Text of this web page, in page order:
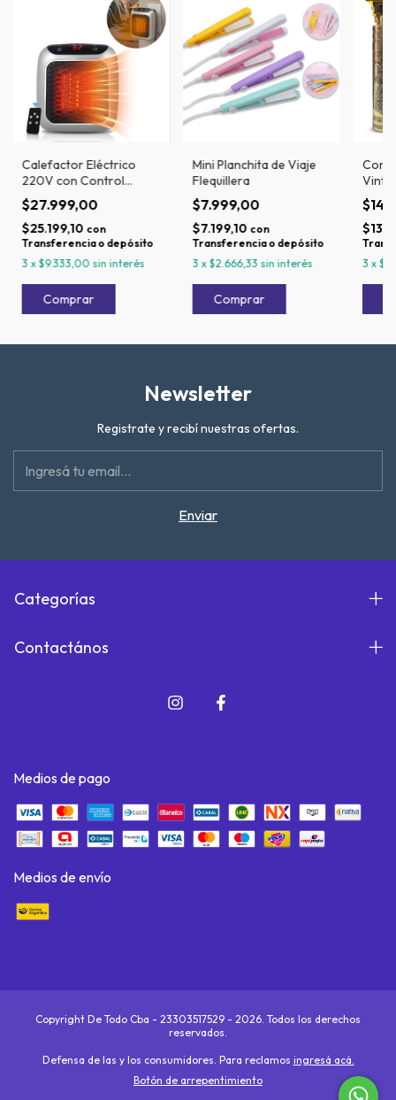
Calefactor Eléctrico
220V con Control
800W
$27.999,00
$25.199,10 con
Transferencia o depósito
3 x$9.333,00 sin interés
Mini Planchita de Viaje
Flequillera
$7.999,00
$7.199,10 con
Transferencia o depósito
3 x$2.666,33 sin interés
3 x
Newsletter
Registrate y recibí nuestras ofertas.
Categorías
Contactános
Medios de pago
Medios de envío
Copyright De Todo Cba - 23303517529 - 2026. Todos los derechos
reservados.
Defensa de las y los consumidores. Para reclamos ingresá acá.
Botón de arrepentimiento